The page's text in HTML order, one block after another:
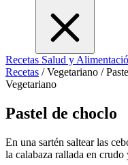
Recetas Salud y
Recetas / Vegetariano /
Vegetariano
Pastel de choclo
En una sartén saltear las
la calabaza rallada en